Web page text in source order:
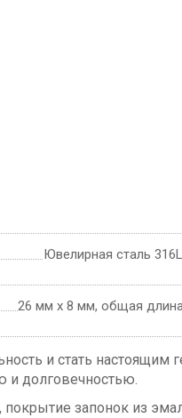
Ювелирная сталь
26 мм х 8 мм, общая
и стать настоящим
и долговечностью.
запонок из